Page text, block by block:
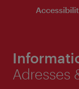
Adresses